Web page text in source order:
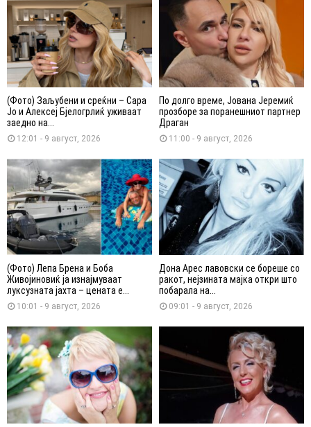
(Фото) Заљубени и среќни – Сара
Јо и Алексеј Бјелогрлиќ уживаат
заедно на...
12:01 - 9 август, 2026
По долго време, Јована Јеремиќ
прозборе за поранешниот партнер
Драган
11:00 - 9 август, 2026
(Фото) Лепа Брена и Боба
Живојиновиќ ја изнајмуваат
луксузната јахта – цената е...
10:01 - 9 август, 2026
Дона Арес лавовски се бореше со
ракот, нејзината мајка откри што
побарала на...
09:01 - 9 август, 2026